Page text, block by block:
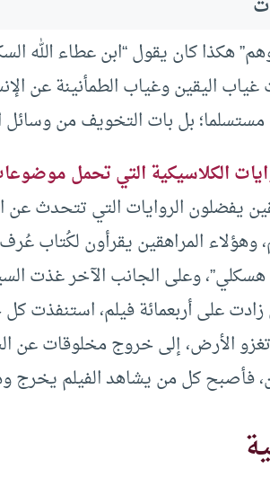
هكذا كان يقول “ابن عطاء الله
غياب اليقين وغياب الطمأنينة عن
بل بات التخويف من وسائل
الكلاسيكية التي تحمل
يفضلون الروايات التي تتحدث عن
المراهقين يقرأون لكُتاب
هسكلي”، وعلى الجانب الآخر غذت
زادت على أربعمائة فيلم، استنفذت
الأرض، إلى خروج مخلوقات عن
فأصبح كل من يشاهد الفيلم يخرج